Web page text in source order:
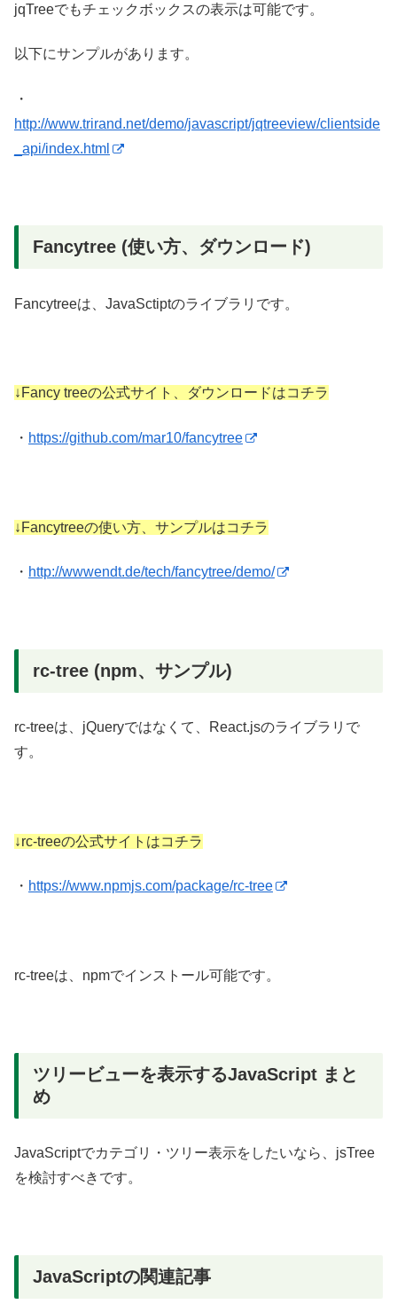
jqTreeでもチェックボックスの表示は可能です。
以下にサンプルがあります。
・
http://www.trirand.net/demo/javascript/jqtreeview/clientside
_api/index.html
Fancytree (使い方、ダウンロード)
Fancytreeは、JavaSctiptのライブラリです。
↓Fancy treeの公式サイト、ダウンロードはコチラ
・ https://github.com/mar10/fancytree
↓Fancytreeの使い方、サンプルはコチラ
・ http://wwwendt.de/tech/fancytree/demo/
rc-tree (npm、サンプル)
rc-treeは、jQueryではなくて、React.jsのライブラリで
す。
↓rc-treeの公式サイトはコチラ
・ https://www.npmjs.com/package/rc-tree
rc-treeは、npmでインストール可能です。
ツリービューを表示するJavaScript まと
め
JavaScriptでカテゴリ・ツリー表示をしたいなら、jsTree
を検討すべきです。
JavaScriptの関連記事